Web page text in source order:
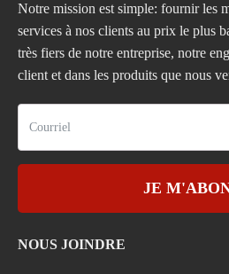
Notre mission est simple: fournir les
services à nos clients au prix le plus
très fiers de notre entreprise, notre
client et dans les produits que nous
JE
NOUS JOINDRE